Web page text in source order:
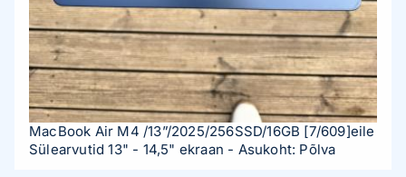
MacBook Air M4 /13”/2025/256SSD/16GB [7/609]
Sülearvutid 13" - 14,5" ekraan - Asukoht: Põlva
eile